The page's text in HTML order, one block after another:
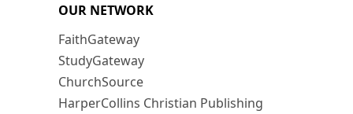
OUR NETWORK
FaithGateway
StudyGateway
ChurchSource
HarperCollins Christian Publishing